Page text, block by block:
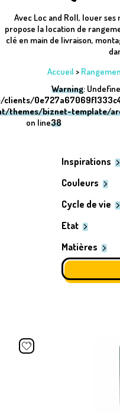
Avec Loc and Roll, louer ses
propose la location de
clé en main de livraison,
Accueil >
Warning:
clients/
themes/biznet-template/
on line38
Inspirations
Couleurs
Cycle de vie
Etat
Matières